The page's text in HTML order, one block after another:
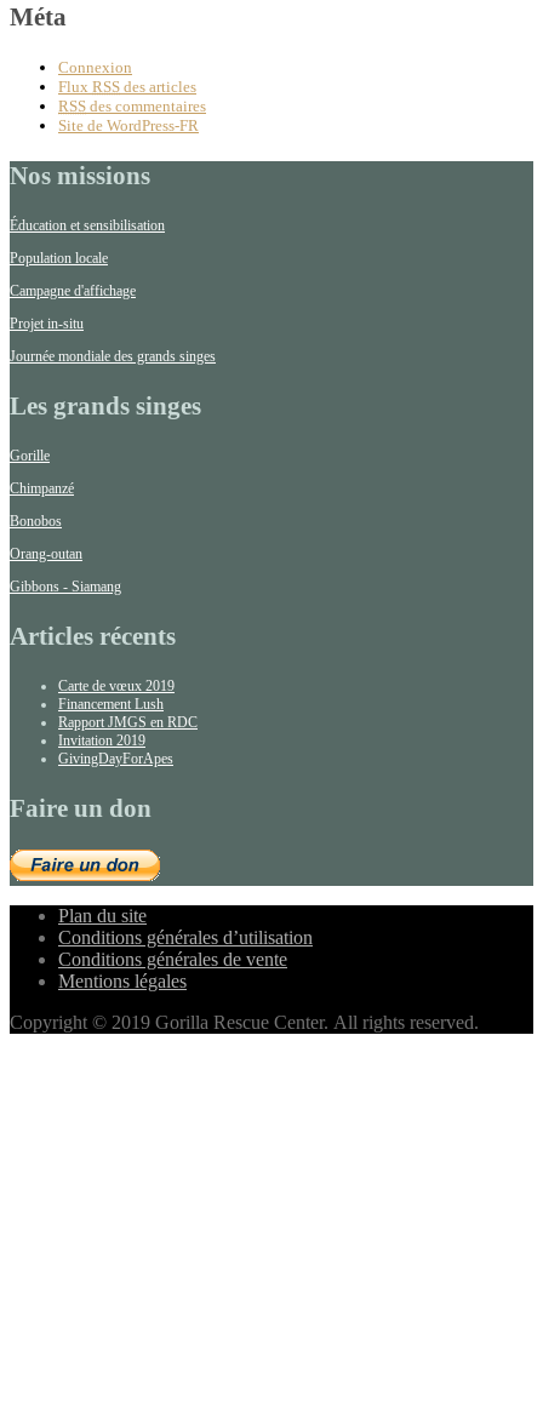
Méta
Connexion
Flux RSS des articles
RSS des commentaires
Site de WordPress-FR
Nos missions
Éducation et sensibilisation
Population locale
Campagne d'affichage
Projet in-situ
Journée mondiale des grands singes
Les grands singes
Gorille
Chimpanzé
Bonobos
Orang-outan
Gibbons - Siamang
Articles récents
Carte de vœux 2019
Financement Lush
Rapport JMGS en RDC
Invitation 2019
GivingDayForApes
Faire un don
Plan du site
Conditions générales d’utilisation
Conditions générales de vente
Mentions légales
Copyright © 2019 Gorilla Rescue Center. All rights reserved.